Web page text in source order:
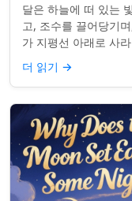
달은 하늘에 떠 있는
고, 조수를 끌어당기
가 지평선 아래로 사
이 있나요: 그곳은 어
더 읽기 →